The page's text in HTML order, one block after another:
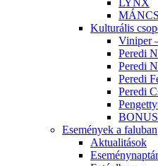
LYNX
Kulturális
Viniper
Peredi
Peredi
Peredi
Peredi
Események a faluban
Aktualitások
Eseménynaptár